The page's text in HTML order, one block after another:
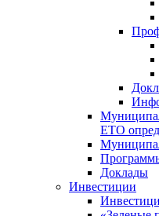
ЕТО
Доклады
Инвестиции